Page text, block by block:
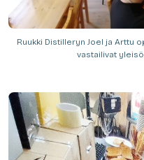
Ruukki Distilleryn Joel ja Arttu
vastailivat